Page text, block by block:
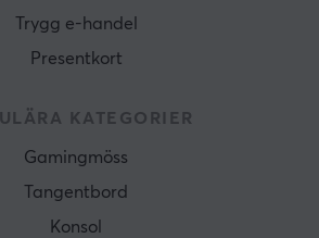
Trygg e-handel
Presentkort
KATEGORIER
Gamingmöss
Tangentbord
Konsol